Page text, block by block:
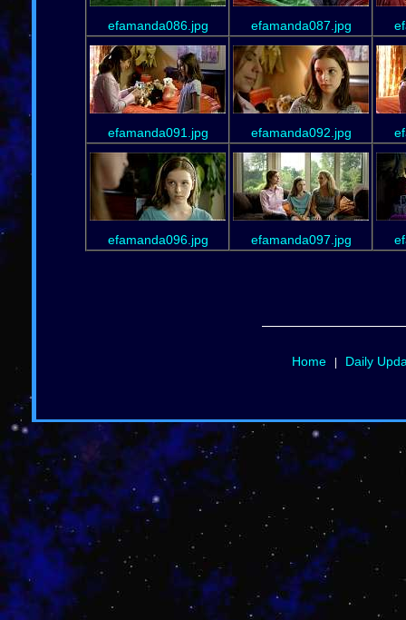
efamanda086.jpg efamanda087.jpg
efamanda091.jpg efamanda092.jpg
efamanda096.jpg efamanda097.jpg
Home| Daily